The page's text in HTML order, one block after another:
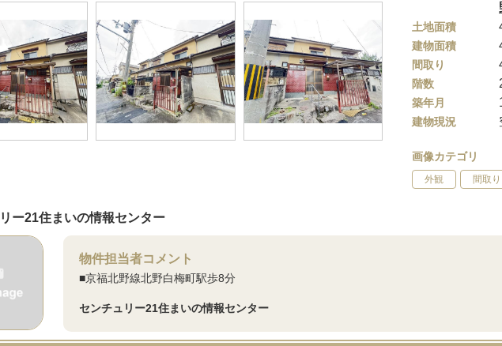
土地面積
建物面積
間取り
階数
築年月
建物現況
画像カテゴリ
外観 間取り
ー21住まいの情報センター
物件担当者コメント
■京福北野線北野白梅町駅歩8分
センチュリー21住まいの情報センター